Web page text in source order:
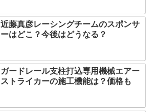
近藤真彦レーシングチームのスポンサ
ーはどこ？今後はどうなる？
ガードレール支柱打込専用機械エアー
ストライカーの施工機能は？価格も